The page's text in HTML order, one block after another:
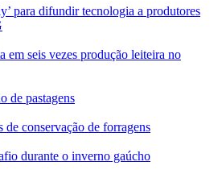
para difundir tecnologia a produtores
em seis vezes produção leiteira no
de pastagens
de conservação de forragens
durante o inverno gaúcho